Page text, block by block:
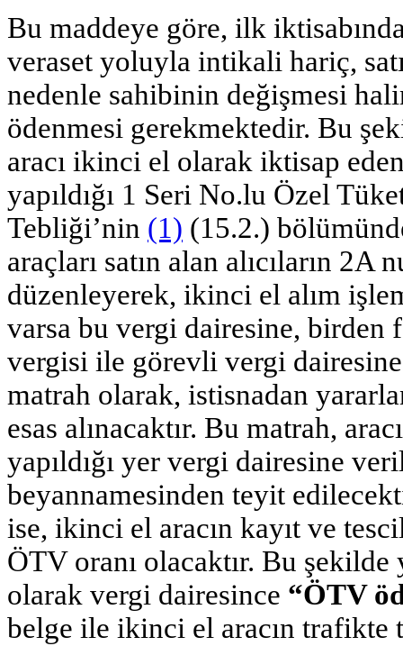
Bu maddeye göre, ilk
veraset yoluyla intikali hariç,
nedenle sahibinin değişmesi
ödenmesi gerekmektedir. Bu
aracı ikinci el olarak iktisap
yapıldığı 1 Seri No.lu Özel
Tebliği’nin (1) (15.2.)
araçları satın alan alıcıların 2A
düzenleyerek, ikinci el alım
varsa bu vergi dairesine, birden
vergisi ile görevli vergi
matrah olarak, istisnadan
esas alınacaktır. Bu matrah,
yapıldığı yer vergi dairesine
beyannamesinden teyit
ise, ikinci el aracın kayıt ve
ÖTV oranı olacaktır. Bu
olarak vergi dairesince “ÖTV
belge ile ikinci el aracın trafikte